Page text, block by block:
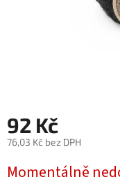
92 Kč
76,03 Kč bez DPH
cena:
Momentálně